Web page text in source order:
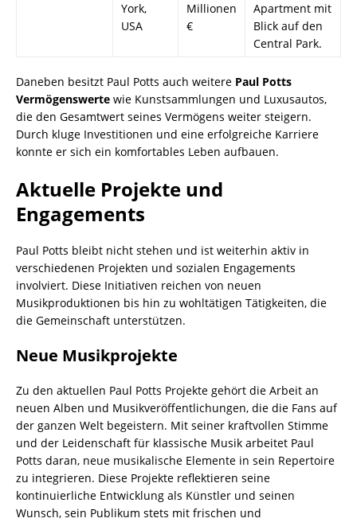
York,
USA
Millionen
€
Apartment mit
Blick auf den
Central Park.
Daneben besitzt Paul Potts auch weitere Paul Potts
Vermögenswerte wie Kunstsammlungen und Luxusautos,
die den Gesamtwert seines Vermögens weiter steigern.
Durch kluge Investitionen und eine erfolgreiche Karriere
konnte er sich ein komfortables Leben aufbauen.
Aktuelle Projekte und
Engagements
Paul Potts bleibt nicht stehen und ist weiterhin aktiv in
verschiedenen Projekten und sozialen Engagements
involviert. Diese Initiativen reichen von neuen
Musikproduktionen bis hin zu wohltätigen Tätigkeiten, die
die Gemeinschaft unterstützen.
Neue Musikprojekte
Zu den aktuellen Paul Potts Projekte gehört die Arbeit an
neuen Alben und Musikveröffentlichungen, die die Fans auf
der ganzen Welt begeistern. Mit seiner kraftvollen Stimme
und der Leidenschaft für klassische Musik arbeitet Paul
Potts daran, neue musikalische Elemente in sein Repertoire
zu integrieren. Diese Projekte reflektieren seine
kontinuierliche Entwicklung als Künstler und seinen
Wunsch, sein Publikum stets mit frischen und